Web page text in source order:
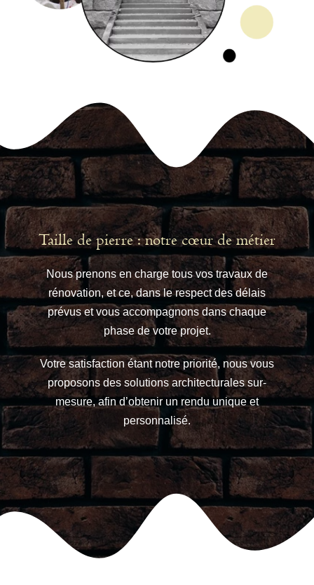
Taille de pierre : notre cœur de métier
Nous prenons en charge tous vos travaux de
rénovation, et ce, dans le respect des délais
prévus et vous accompagnons dans chaque
phase de votre projet.
Votre satisfaction étant notre priorité, nous vous
proposons des solutions architecturales sur-
mesure, afin d’obtenir un rendu unique et
personnalisé.